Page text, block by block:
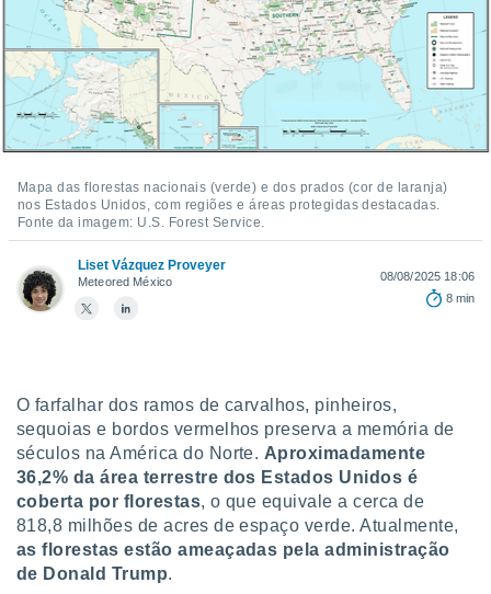
de alta
a
ou
no
como
perfil
com
Pode
na nossa
e
a
cookies
CONTINUAR
CONFIGURAÇÕES
Mapa das florestas nacionais (verde) e dos prados (cor de laranja)
nos Estados Unidos, com regiões e áreas protegidas destacadas.
Fonte da imagem: U.S. Forest Service.
Liset Vázquez Proveyer
Meteored México
08/08/2025 18:06
8 min
O farfalhar dos ramos de carvalhos, pinheiros,
sequoias e bordos vermelhos preserva a memória de
séculos na América do Norte. Aproximadamente
36,2% da área terrestre dos Estados Unidos é
coberta por florestas, o que equivale a cerca de
818,8 milhões de acres de espaço verde. Atualmente,
as florestas estão ameaçadas pela administração
de Donald Trump.